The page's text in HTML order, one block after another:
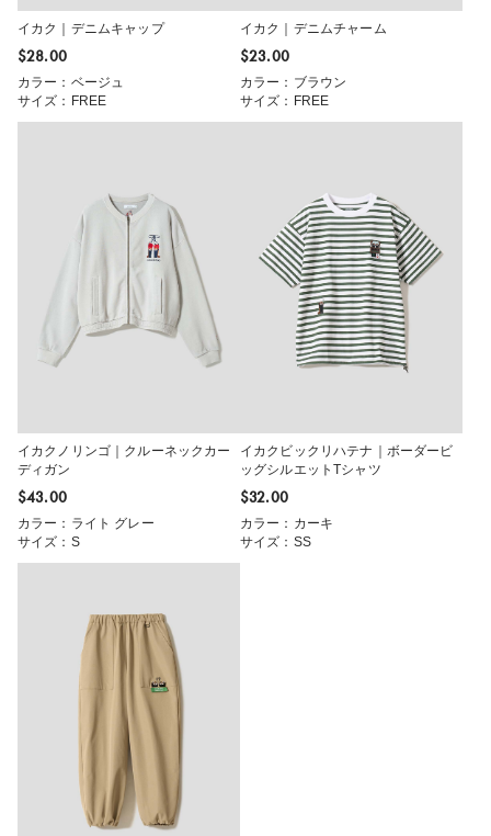
イカク｜デニムキャップ
$‌28.00
カラー：ベージュ
サイズ：FREE
イカク｜デニムチャーム
$‌23.00
カラー：ブラウン
サイズ：FREE
イカクノリンゴ｜クルーネックカー
ディガン
$‌43.00
カラー：ライト グレー
サイズ：S
イカクビックリハテナ｜ボーダービ
ッグシルエットTシャツ
$‌32.00
カラー：カーキ
サイズ：SS